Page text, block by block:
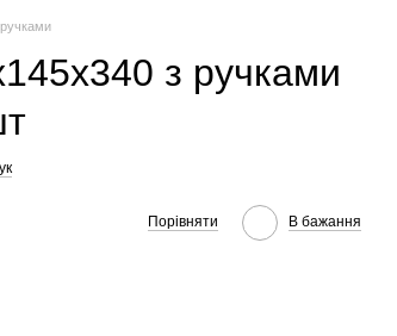
ручками
з ручками
Порівняти В бажання